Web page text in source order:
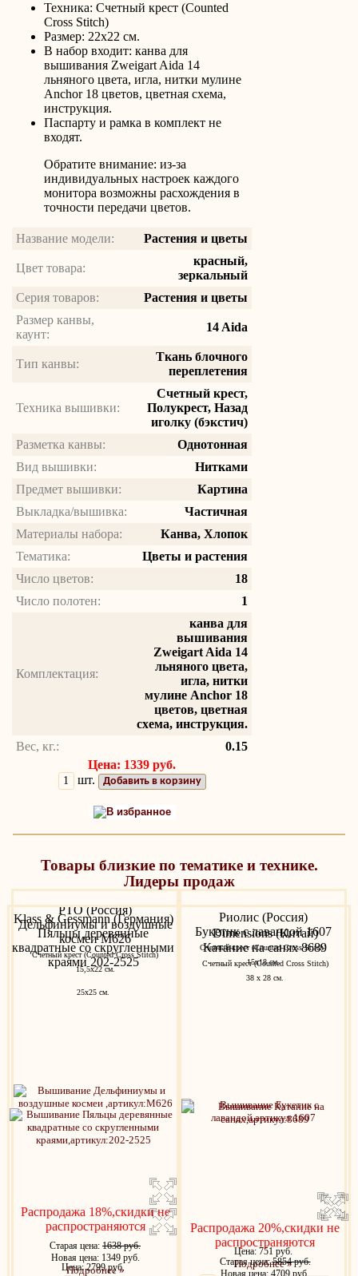
Техника: Счетный крест (Counted
Cross Stitch)
Размер: 22х22 см.
В набор входит: канва для
вышивания Zweigart Aida 14
льняного цвета, игла, нитки мулине
Anchor 18 цветов, цветная схема,
инструкция.
Паспарту и рамка в комплект не
входят.
Обратите внимание: из-за
индивидуальных настроек каждого
монитора возможны расхождения в
точности передачи цветов.
Название модели: Растения и цветы
Цвет товара:
красный,
зеркальный
Серия товаров:
Растения и цветы
Размер канвы,
каунт:
14 Aida
Тип канвы:
Ткань блочного
переплетения
Техника вышивки:
Счетный крест,
Полукрест, Назад
иголку (бэкстич)
Разметка канвы:
Однотонная
Вид вышивки:
Нитками
Предмет вышивки:
Картина
Выкладка/вышивка:
Частичная
Материалы набора:
Канва, Хлопок
Тематика:
Цветы и растения
Число цветов:
18
Число полотен:
1
Комплектация:
канва для
вышивания
Zweigart Aida 14
льняного цвета,
игла, нитки
мулине Anchor 18
цветов, цветная
схема, инструкция.
Вес, кг.:
0.15
Цена: 1339 руб.
шт.
Добавить в корзину
В избранное
Товары близкие по тематике и технике.
РТО (Россия)
Дельфиниумы и воздушные
космеи M626
Счетный крест (Counted Cross Stitch)
15,5x22 см.
Распродажа 18%,скидки не
распространяются
Старая цена: 1638 руб.
Новая цена: 1349 руб.
Подробнее »
Риолис (Россия)
Букетик с лавандой 1607
Счетный крест (Counted Cross Stitch)
15х18 см.
Цена: 751 руб.
Подробнее »
Лидеры продаж
Klass & Gessmann (Германия)
Пяльцы деревянные
квадратные со скругленными
краями 202-2525
25х25 см.
Цена: 2799 руб.
Dimensions (Китай)
Катание на санях 8689
Счетный крест (Counted Cross Stitch)
38 х 28 см.
Распродажа 20%,скидки не
распространяются
Старая цена:5854 руб.